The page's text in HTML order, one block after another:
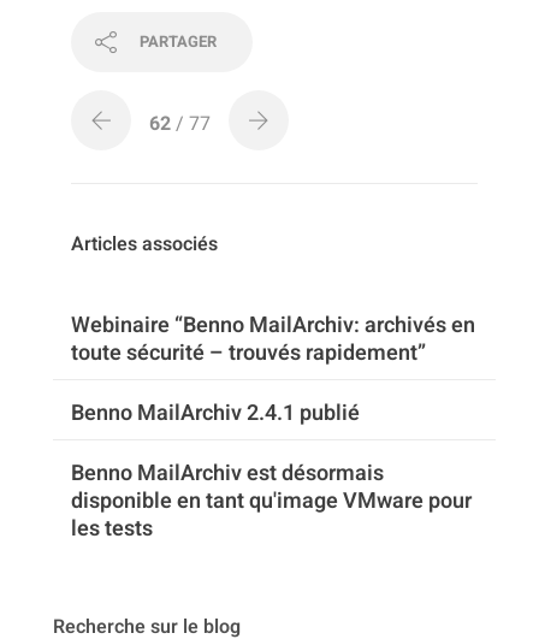
PARTAGER
62/ 77
Articles associés
Webinaire “Benno MailArchiv: archivés en
toute sécurité – trouvés rapidement”
Benno MailArchiv 2.4.1 publié
Benno MailArchiv est désormais
disponible en tant qu'image VMware pour
les tests
Recherche sur le blog